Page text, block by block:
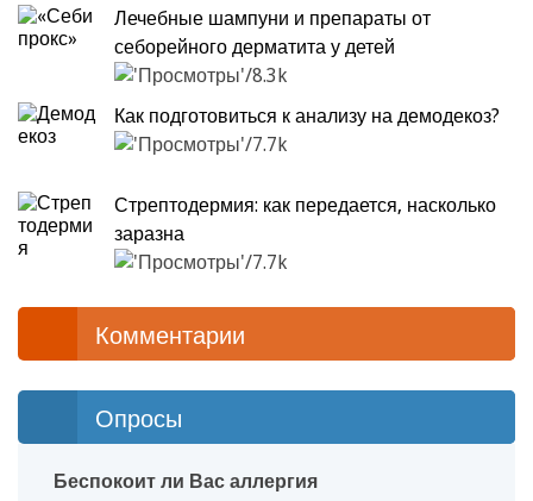
Лечебные шампуни и препараты от
себорейного дерматита у детей
8.3k
Как подготовиться к анализу на демодекоз?
7.7k
Стрептодермия: как передается, насколько
заразна
7.7k
Комментарии
Опросы
Беспокоит ли Вас аллергия